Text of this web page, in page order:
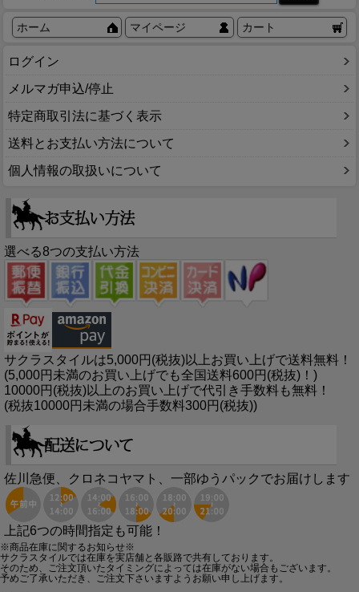
ホーム マイページ カート
ログイン
メルマガ申込/停止
特定商取引法に基づく表示
送料とお支払い方法について
個人情報の取扱いについて
選べる8つの支払い方法
サクラスタイルは5,000円(税抜)以上お買い上げで送料無料！
(5,000円未満のお買い上げでも全国送料600円(税抜)！)
10000円(税抜)以上のお買い上げで代引き手数料も無料！
(税抜10000円未満の場合手数料300円(税抜))
佐川急便、クロネコヤマト、一部ゆうパックでお届けします
上記6つの時間指定も可能！
※商品在庫に関するお知らせ※
サクラスタイルでは在庫を実店舗と各販路で共有しております。
そのため、ご注文頂いたタイミングによっては在庫がない場合もございます。
予めご了承いただき、ご注文下さいますようお願い申し上げます。